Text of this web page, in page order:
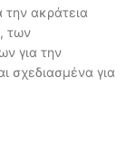
την ακράτεια
των
για την
σχεδιασμένα για